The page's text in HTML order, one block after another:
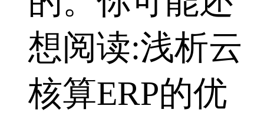
想阅读:浅析云
核算ERP的优